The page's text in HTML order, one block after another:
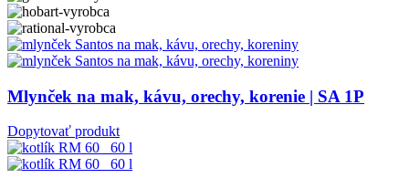
Mlynček na mak, kávu, orechy, korenie | SA 1P
Dopytovať produkt